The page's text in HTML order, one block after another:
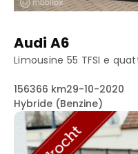
Audi A6
Limousine 55 TFSI e
156366 km29-10-2020
Hybride (Benzine)